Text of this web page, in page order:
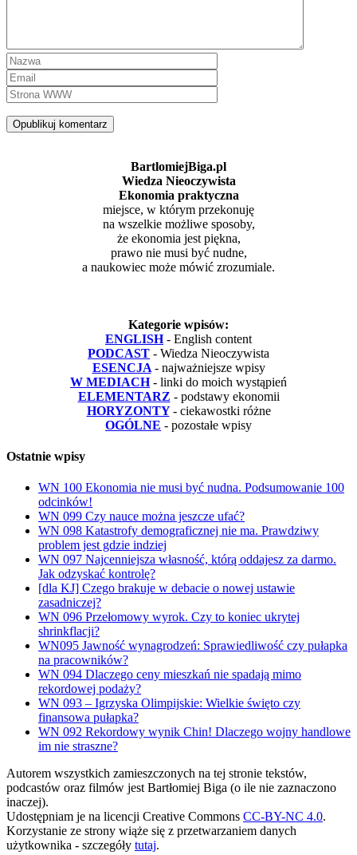
BartlomiejBiga.pl
Wiedza Nieoczywista
Ekonomia praktyczna
miejsce, w którym przekonuję
na wszelkie możliwe sposoby,
że ekonomia jest piękna,
prawo nie musi być nudne,
a naukowiec może mówić zrozumiale.
Kategorie wpisów:
ENGLISH - English content
PODCAST - Wiedza Nieoczywista
ESENCJA - najważniejsze wpisy
W MEDIACH - linki do moich wystąpień
ELEMENTARZ - podstawy ekonomii
HORYZONTY - ciekawostki różne
OGÓLNE - pozostałe wpisy
Ostatnie wpisy
WN 100 Ekonomia nie musi być nudna. Podsumowanie 100
odcinków!
WN 099 Czy nauce można jeszcze ufać?
WN 098 Katastrofy demograficznej nie ma. Prawdziwy
problem jest gdzie indziej
WN 097 Najcenniejsza własność, którą oddajesz za darmo.
Jak odzyskać kontrolę?
[dla KJ] Czego brakuje w debacie o nowej ustawie
zasadniczej?
WN 096 Przełomowy wyrok. Czy to koniec ukrytej
shrinkflacji?
WN095 Jawność wynagrodzeń: Sprawiedliwość czy pułapka
na pracowników?
WN 094 Dlaczego ceny mieszkań nie spadają mimo
rekordowej podaży?
WN 093 – Igrzyska Olimpijskie: Wielkie święto czy
finansowa pułapka?
WN 092 Rekordowy wynik Chin! Dlaczego wojny handlowe
im nie straszne?
Autorem wszystkich zamieszczonych na tej stronie tekstów,
podcastów oraz filmów jest Bartłomiej Biga (o ile nie zaznaczono
inaczej).
Udostępniam je na licencji Creative Commons CC-BY-NC 4.0.
Korzystanie ze strony wiąże się z przetwarzaniem danych
użytkownika - szczegóły tutaj.